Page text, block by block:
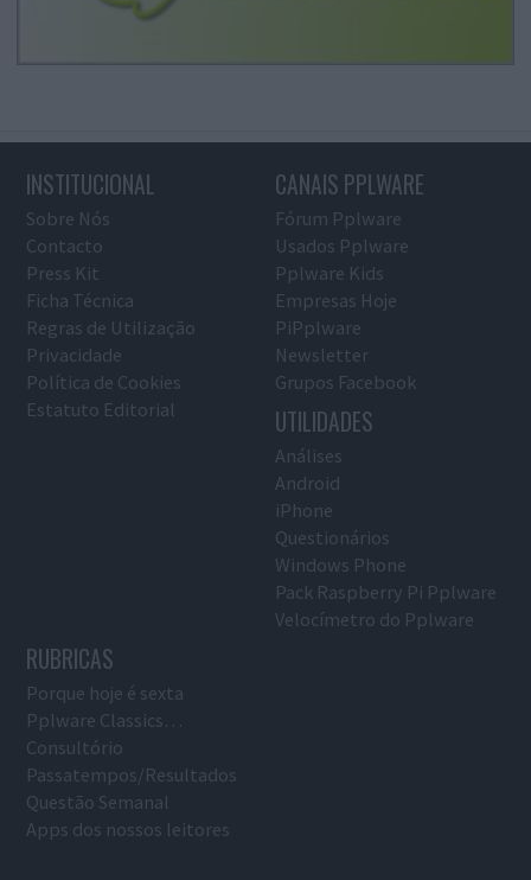
INSTITUCIONAL
Sobre Nós
Contacto
Press Kit
Ficha Técnica
Regras de Utilização
Privacidade
Política de Cookies
Estatuto Editorial
CANAIS PPLWARE
Fórum Pplware
Usados Pplware
Pplware Kids
Empresas Hoje
PiPplware
Newsletter
Grupos Facebook
UTILIDADES
Análises
Android
iPhone
Questionários
Windows Phone
Pack Raspberry Pi Pplware
Velocímetro do Pplware
RUBRICAS
Porque hoje é sexta
Pplware Classics…
Consultório
Passatempos/Resultados
Questão Semanal
Apps dos nossos leitores